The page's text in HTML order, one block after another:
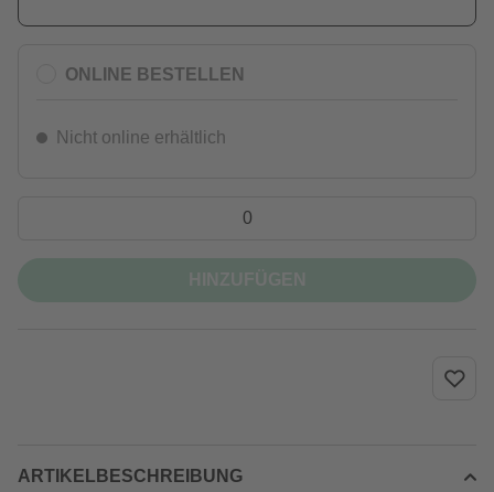
ONLINE BESTELLEN
Nicht online erhältlich
ARTIKELBESCHREIBUNG